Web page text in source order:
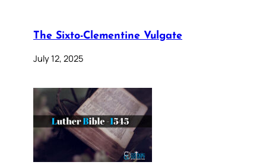
The Sixto-Clementine Vulgate
July 12, 2025